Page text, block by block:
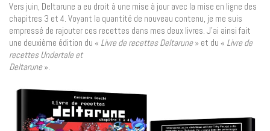
Vers juin, Deltarune a eu droit à une mise à jour avec la mise en ligne des
chapitres 3 et 4. Voyant la quantité de nouveau contenu, je me suis
empressé de rajouter ces recettes dans mes deux livres. J’ai ainsi fait
une deuxième édition du « Livre de recettes Deltarune» et du « Livre de
recettes Undertale et
Deltarune».